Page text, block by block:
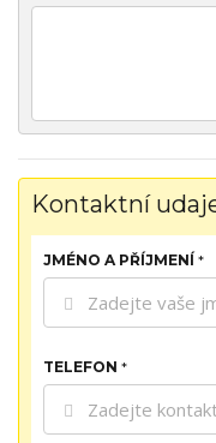
Kontaktní
JMÉNO A PŘÍJMENÍ *
TELEFON *